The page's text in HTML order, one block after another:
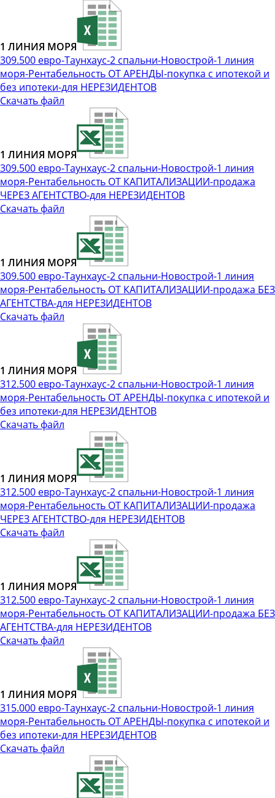
1 ЛИНИЯ МОРЯ
309.500 евро-Таунхаус-2 спальни-Новострой-1 линия
моря-Рентабельность ОТ АРЕНДЫ-покупка с ипотекой и
без ипотеки-для НЕРЕЗИДЕНТОВ
Скачать файл
1 ЛИНИЯ МОРЯ
309.500 евро-Таунхаус-2 спальни-Новострой-1 линия
моря-Рентабельность ОТ КАПИТАЛИЗАЦИИ-продажа
ЧЕРЕЗ АГЕНТСТВО-для НЕРЕЗИДЕНТОВ
Скачать файл
1 ЛИНИЯ МОРЯ
309.500 евро-Таунхаус-2 спальни-Новострой-1 линия
моря-Рентабельность ОТ КАПИТАЛИЗАЦИИ-продажа БЕЗ
АГЕНТСТВА-для НЕРЕЗИДЕНТОВ
Скачать файл
1 ЛИНИЯ МОРЯ
312.500 евро-Таунхаус-2 спальни-Новострой-1 линия
моря-Рентабельность ОТ АРЕНДЫ-покупка с ипотекой и
без ипотеки-для НЕРЕЗИДЕНТОВ
Скачать файл
1 ЛИНИЯ МОРЯ
312.500 евро-Таунхаус-2 спальни-Новострой-1 линия
моря-Рентабельность ОТ КАПИТАЛИЗАЦИИ-продажа
ЧЕРЕЗ АГЕНТСТВО-для НЕРЕЗИДЕНТОВ
Скачать файл
1 ЛИНИЯ МОРЯ
312.500 евро-Таунхаус-2 спальни-Новострой-1 линия
моря-Рентабельность ОТ КАПИТАЛИЗАЦИИ-продажа БЕЗ
АГЕНТСТВА-для НЕРЕЗИДЕНТОВ
Скачать файл
1 ЛИНИЯ МОРЯ
315.000 евро-Таунхаус-2 спальни-Новострой-1 линия
моря-Рентабельность ОТ АРЕНДЫ-покупка с ипотекой и
без ипотеки-для НЕРЕЗИДЕНТОВ
Скачать файл